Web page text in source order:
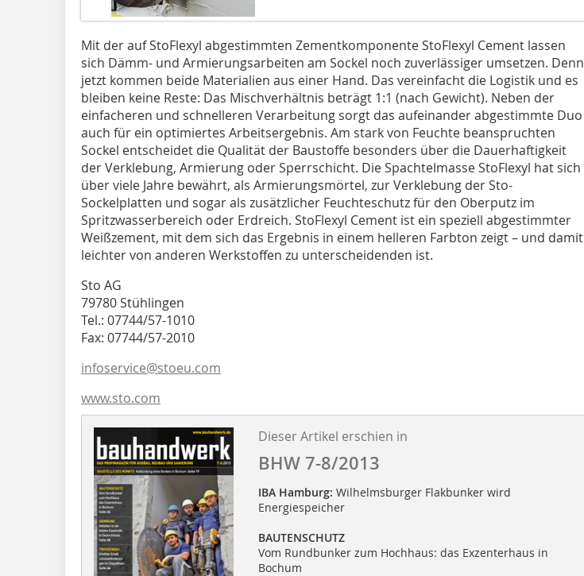
Mit der auf StoFlexyl abgestimmten Zementkomponente StoFlexyl Cement lassen
sich Dämm- und Armierungsarbeiten am Sockel noch zuverlässiger umsetzen. Denn
jetzt kommen beide Materialien aus einer Hand. Das vereinfacht die Logistik und es
bleiben keine Reste: Das Mischverhältnis beträgt 1:1 (nach Gewicht). Neben der
einfacheren und schnelleren Verarbeitung sorgt das aufeinander abgestimmte Duo
auch für ein optimiertes Arbeitsergebnis. Am stark von Feuchte beanspruchten
Sockel entscheidet die Qualität der Baustoffe besonders über die Dauerhaftigkeit
der Verklebung, Armierung oder Sperrschicht. Die Spachtelmasse StoFlexyl hat sich
über viele Jahre bewährt, als Armierungsmörtel, zur Verklebung der Sto-
Sockelplatten und sogar als zusätzlicher Feuchteschutz für den Oberputz im
Spritzwasserbereich oder Erdreich. StoFlexyl Cement ist ein speziell abgestimmter
Weißzement, mit dem sich das Ergebnis in einem helleren Farbton zeigt – und damit
leichter von anderen Werkstoffen zu unterscheidenden ist.
Sto AG
79780 Stühlingen
Tel.: 07744/57-1010
Fax: 07744/57-2010
infoservice@stoeu.com
www.sto.com
Dieser Artikel erschien in
BHW 7-8/2013
IBA Hamburg: Wilhelmsburger Flakbunker wird
Energiespeicher
BAUTENSCHUTZ
Vom Rundbunker zum Hochhaus: das Exzenterhaus in
Bochum